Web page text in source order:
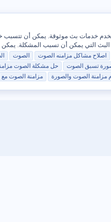
خدمات بث موثوقة. يمكن أن
اصلاح مشاكل مزامنه الصوت الصوت
تسبق الصوت حل مشكلة الصوت
مزامنة الصوت والصورة مزامنة الصوت مع